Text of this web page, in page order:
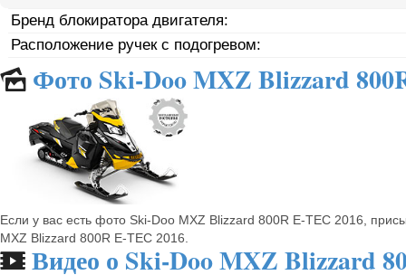
Бренд блокиратора двигателя:
Расположение ручек с подогревом:
🌄 Фото Ski-Doo MXZ Blizzard
Если у вас есть фото Ski-Doo MXZ Blizzard 800R E-TEC 2016,
MXZ Blizzard 800R E-TEC 2016.
🎬 Видео о Ski-Doo MXZ Blizzard